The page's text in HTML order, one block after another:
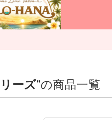
ーズ”の商品一覧